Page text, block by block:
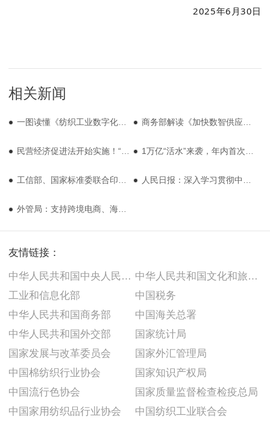
2025年6 月30日
相关新闻
一图读懂《纺织工业数字化转型实施方案》 商务部解读《加快数智供应链发展专项行动计划》
民营经济促进法开始实施！“两个毫不动摇”给纺织服装企业吃下长效定心丸 1万亿“活水”来袭，年内首次降准落地
工信部、国家标准委联合印发《国家智能制造标准体系建设指南（2024 版）》 人民日报：深入学习贯彻中央经济工作会议精神 以商务高质量发展助力经济持续回升向好
外管局：支持跨境电商、海外仓等贸易新业态创新发展
友情链接：
中华人民共和国中央人民政府
工业和信息化部
中华人民共和国商务部
中华人民共和国外交部
国家发展与改革委员会
中华人民共和国文化和旅游部
中国税务
中国海关总署
国家统计局
国家外汇管理局
中国棉纺织行业协会
中国流行色协会
中国家用纺织品行业协会
国家知识产权局
国家质量监督检查检疫总局
中国纺织工业联合会